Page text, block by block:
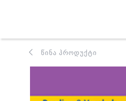
ᲬᲘᲜᲐ ᲞᲠᲝᲓᲣᲥᲢᲘ